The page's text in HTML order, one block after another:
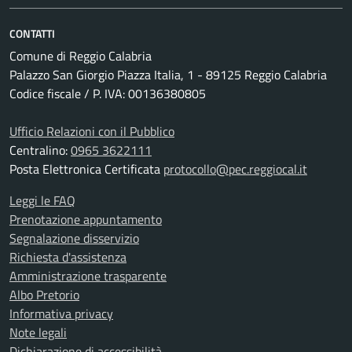
CONTATTI
Comune di Reggio Calabria
Palazzo San Giorgio Piazza Italia, 1 - 89125 Reggio Calabria
Codice fiscale / P. IVA: 00136380805
Ufficio Relazioni con il Pubblico
Centralino:0965 3622111
Posta Elettronica Certificata protocollo@pec.reggiocal.it
Leggi le FAQ
Prenotazione appuntamento
Segnalazione disservizio
Richiesta d'assistenza
Amministrazione trasparente
Albo Pretorio
Informativa privacy
Note legali